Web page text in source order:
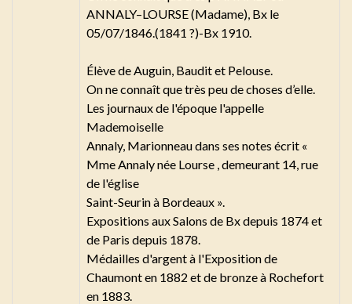
ANNALY–LOURSE (Madame), Bx le
05/07/1846.(1841 ?)-Bx 1910.
Élève de Auguin, Baudit et Pelouse.
On ne connaît que très peu de choses d’elle.
Les journaux de l'époque l'appelle
Mademoiselle
Annaly, Marionneau dans ses notes écrit «
Mme Annaly née Lourse , demeurant 14, rue
de l'église
Saint-Seurin à Bordeaux ».
Expositions aux Salons de Bx depuis 1874 et
de Paris depuis 1878.
Médailles d'argent à l'Exposition de
Chaumont en 1882 et de bronze à Rochefort
en 1883.